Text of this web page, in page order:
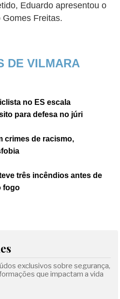
Eduardo apresentou o
Freitas.
DE VILMARA
no ES escala
para defesa no júri
crimes de racismo,
três incêndios antes de
fogo
exclusivos sobre segurança,
que impactam a vida